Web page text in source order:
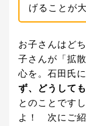
げることが大
お子さんはど
子さんが「拡
心を。石田氏に
ず、どうして
とのことです
よ！ 次にご紹